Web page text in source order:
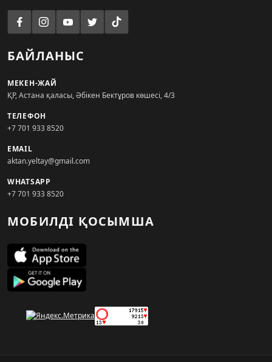
БАЙЛАНЫС
МЕКЕН-ЖАЙ
ҚР, Астана қаласы, Әбікен Бектұров көшесі, 4/3
ТЕЛЕФОН
+7 701 933 8520
EMAIL
aktan.yeltay@gmail.com
WHATSAPP
+7 701 933 8520
МОБИЛДІ ҚОСЫМША